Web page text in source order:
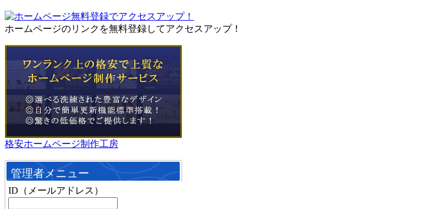
ホームページのリンクを無料登録してアクセスアップ！
格安ホームページ制作工房
管理者メニュー
ID（メールアドレス）